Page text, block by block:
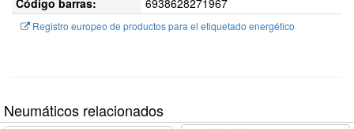
Código barras:
6938628271967
Registro europeo de productos para el etiquetado energético
Neumáticos relacionados